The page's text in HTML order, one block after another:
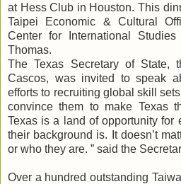
at Hess Club in Houston. This
Taipei Economic & Cultural
Center for International
Thomas.
The Texas Secretary of State,
Cascos, was invited to speak
efforts to recruiting global skill
convince them to make Texas
Texas is a land of opportunity for
their background is. It doesn’t
or who they are. ” said the
Over a hundred outstanding